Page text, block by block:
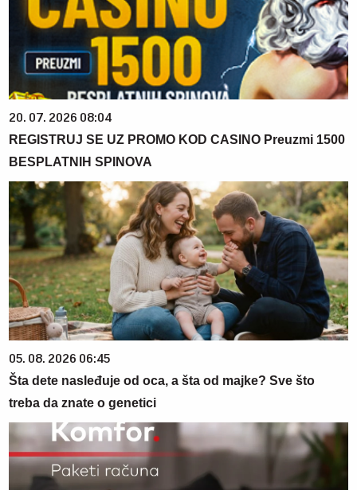
20. 07. 2026 08:04
REGISTRUJ SE UZ PROMO KOD CASINO Preuzmi 1500
BESPLATNIH SPINOVA
05. 08. 2026 06:45
Šta dete nasleđuje od oca, a šta od majke? Sve što
treba da znate o genetici